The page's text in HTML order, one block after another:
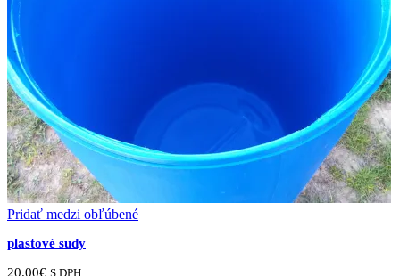
Pridať medzi obľúbené
plastové sudy
20.00€ S DPH